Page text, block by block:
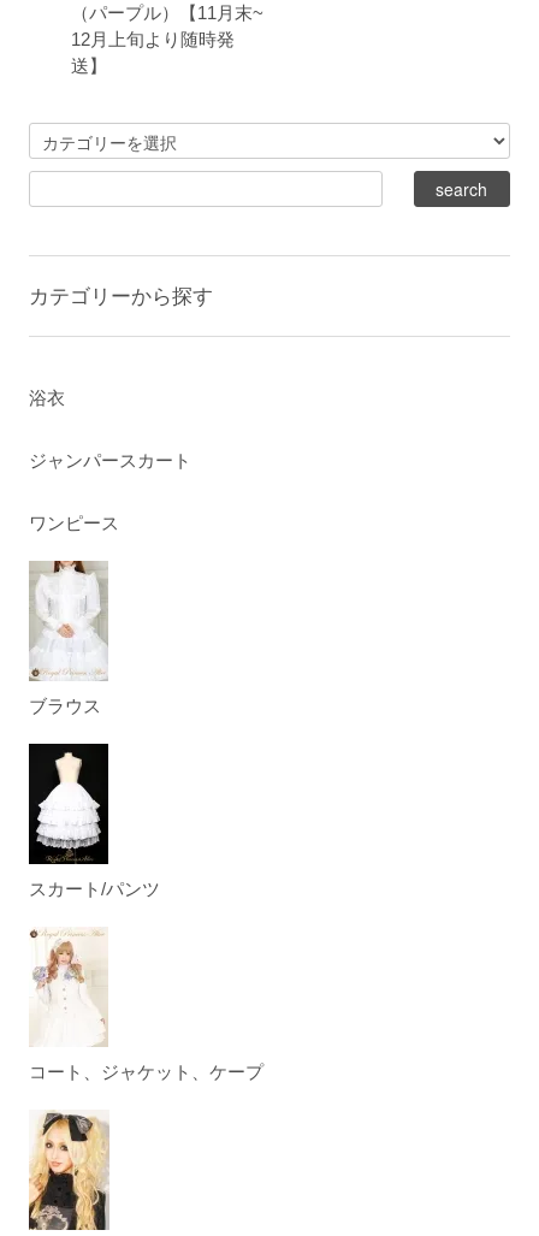
（パープル）【11月末~
12月上旬より随時発
送】
カテゴリーから探す
浴衣
ジャンパースカート
ワンピース
ブラウス
スカート/パンツ
コート、ジャケット、ケープ